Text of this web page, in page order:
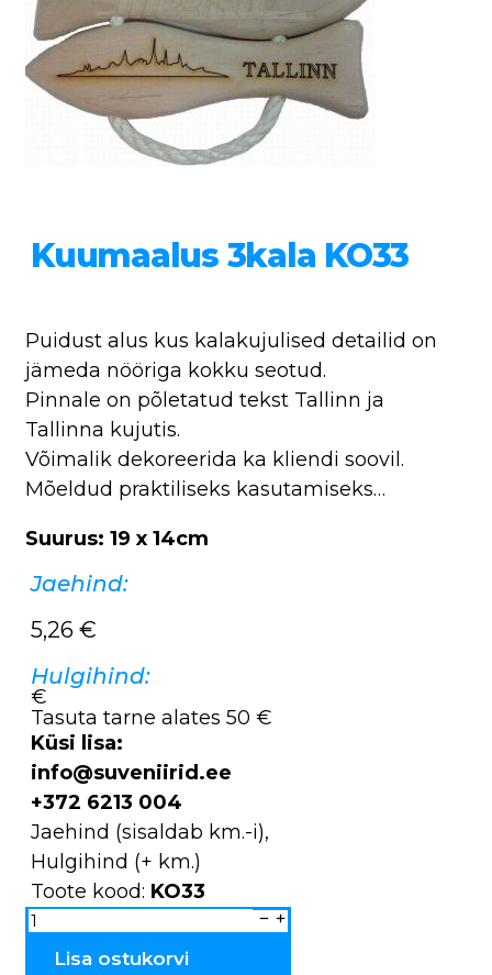
Kuumaalus 3kala KO33
Puidust alus kus kalakujulised detailid on
jämeda nööriga kokku seotud.
Pinnale on põletatud tekst Tallinn ja
Tallinna kujutis.
Võimalik dekoreerida ka kliendi soovil.
Mõeldud praktiliseks kasutamiseks…
Suurus: 19 x 14cm
Jaehind:
5,26 €
Hulgihind:
€
Tasuta tarne alates 50 €
Küsi lisa:
info@suveniirid.ee
+372 6213 004
Jaehind (sisaldab km.-i),
Hulgihind (+ km.)
Toote kood: KO33
Kuumaalus
3kala
KO33
Lisa ostukorvi